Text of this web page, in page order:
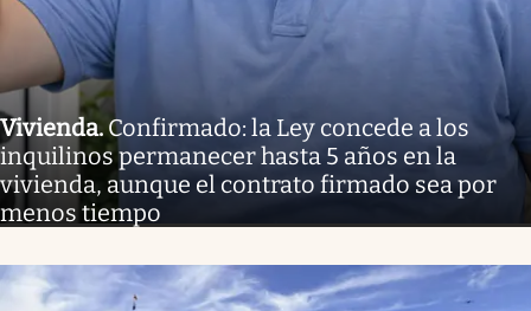
Vivienda.Confirmado: la Ley concede a los
inquilinos permanecer hasta 5 años en la
vivienda, aunque el contrato firmado sea por
menos tiempo